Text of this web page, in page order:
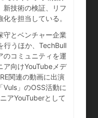
技術の検証、リフ
を担当している。
守とベンチャー企業
行うほか、TechBull
のコミュニティを運
ア向けYouTubeメデ
関連の動画に出演
Vuls」のOSS活動に
アYouTuberとして